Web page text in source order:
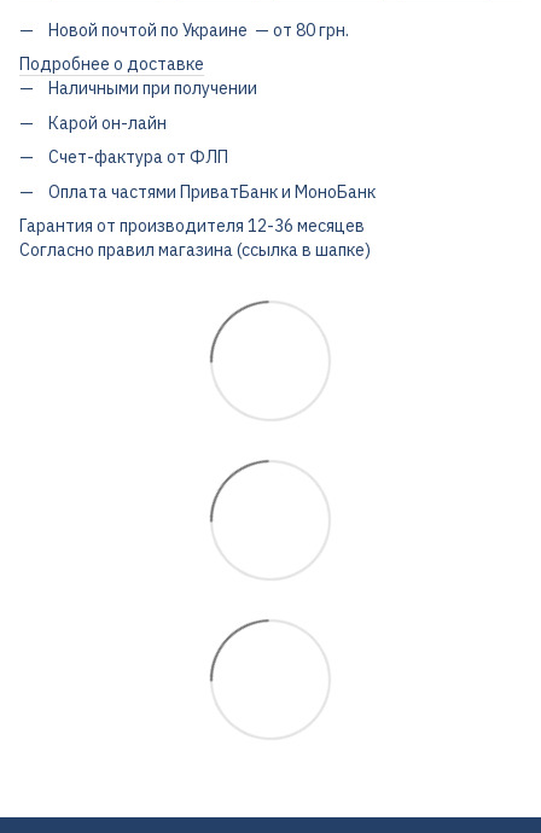
Новой почтой по Украине — от 80 грн.
Подробнее о доставке
Наличными при получении
Карой он-лайн
Счет-фактура от ФЛП
Оплата частями ПриватБанк и МоноБанк
Гарантия от производителя 12-36 месяцев
Согласно правил магазина (ссылка в шапке)